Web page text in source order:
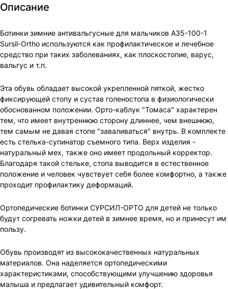
Описание
Ботинки зимние антивальгусные для мальчиков A35-100-1
Sursil-Ortho используются как профилактическое и лечебное
средство при таких заболеваниях, как плоскостопие, варус,
вальгус и т.п.
Эта обувь обладает высокой укрепленной пяткой, жестко
фиксирующей стопу и сустав голеностопа в физиологически
обоснованном положении. Орто-каблук "Томаса" характерен
тем, что имеет внутреннюю сторону длиннее, чем внешнюю,
тем самым не давая стопе "заваливаться" внутрь. В комплекте
есть стелька-супинатор съемного типа. Верх изделия -
натуральный мех, также оно имеет продольный корректор.
Благодаря такой стельке, стопа выводится в естественное
положение и человек чувствует себя более комфортно, а также
проходит профилактику деформаций.
Ортопедические ботинки СУРСИЛ-ОРТО для детей не только
будут согревать ножки детей в зимнее время, но и принесут им
пользу.
Обувь производят из высококачественных натуральных
материалов. Она наделяется ортопедическими
характеристиками, способствующими улучшению здоровья
малыша и предлагает удивительный комфорт.